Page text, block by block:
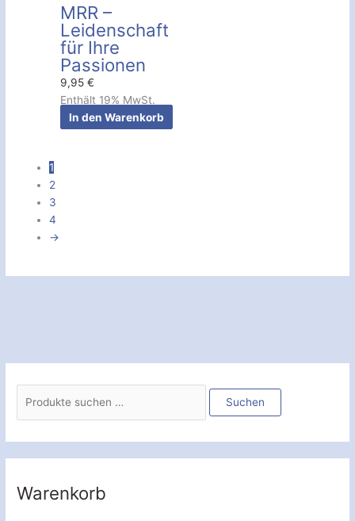
MRR –
Leidenschaft
für Ihre
Passionen
9,95 €
Enthält 19% MwSt.
In den Warenkorb
1
2
3
4
→
e
n
Suchen
Warenkorb